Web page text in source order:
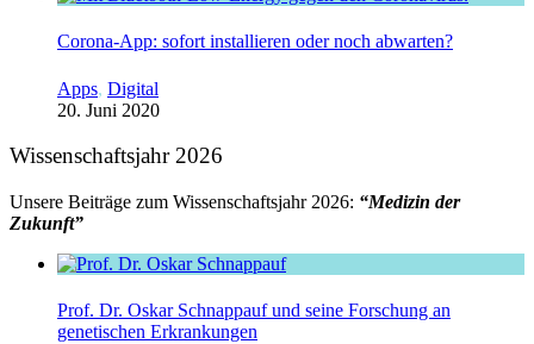
Corona-App: sofort installieren oder noch abwarten?
Apps, Digital
20. Juni 2020
Wissenschaftsjahr 2026
Unsere Beiträge zum Wissenschaftsjahr 2026: “Medizin der
Zukunft”
Prof. Dr. Oskar Schnappauf und seine Forschung an
genetischen Erkrankungen